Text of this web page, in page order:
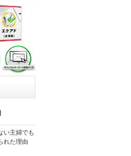
い主婦でも
れた理由